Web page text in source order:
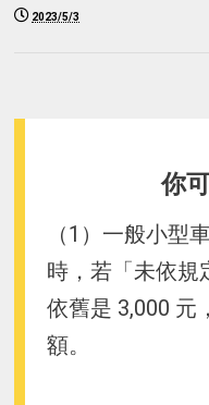
2023/5/3
你
（1）一般小型
時，若「未依規
依舊是 3,000 元
額。